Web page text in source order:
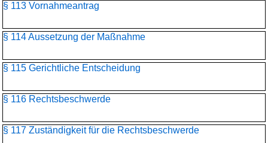
§ 113 Vornahmeantrag
§ 114 Aussetzung der Maßnahme
§ 115 Gerichtliche Entscheidung
§ 116 Rechtsbeschwerde
§ 117 Zuständigkeit für die Rechtsbeschwerde